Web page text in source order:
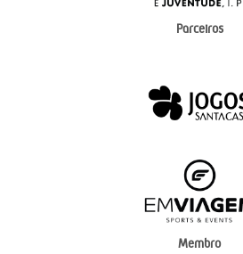
Parceiros
Membro